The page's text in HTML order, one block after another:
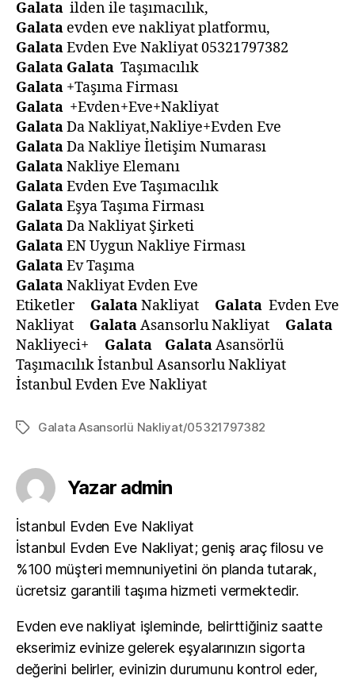
Galata ilden ile taşımacılık,
Galata evden eve nakliyat platformu,
GalataEvden Eve Nakliyat 05321797382
Galata Galata Taşımacılık
Galata +Taşıma Firması
Galata +Evden+Eve+Nakliyat
GalataDa Nakliyat,Nakliye+Evden Eve
GalataDa Nakliye İletişim Numarası
GalataNakliye Elemanı
GalataEvden Eve Taşımacılık
GalataEşya Taşıma Firması
GalataDa Nakliyat Şirketi
GalataEN Uygun Nakliye Firması
GalataEv Taşıma
GalataNakliyat Evden Eve
Etiketler GalataNakliyat Galata Evden Eve
Nakliyat GalataAsansorlu Nakliyat Galata
Nakliyeci+ Galata GalataAsansörlü
Taşımacılık İstanbul Asansorlu Nakliyat
İstanbul Evden Eve Nakliyat
EtiketlerGalata Asansorlü Nakliyat/05321797382
Yazar admin
İstanbul Evden Eve Nakliyat
İstanbul Evden Eve Nakliyat; geniş araç filosu ve
%100 müşteri memnuniyetini ön planda tutarak,
ücretsiz garantili taşıma hizmeti vermektedir.
Evden eve nakliyat işleminde, belirttiğiniz saatte
ekserimiz evinize gelerek eşyalarınızın sigorta
değerini belirler, evinizin durumunu kontrol eder,